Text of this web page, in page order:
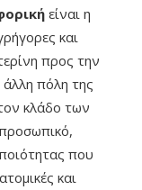
είναι η
και
προς την
πόλη της
κλάδο των
που
και